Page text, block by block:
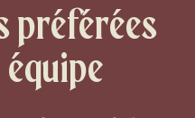
préférées